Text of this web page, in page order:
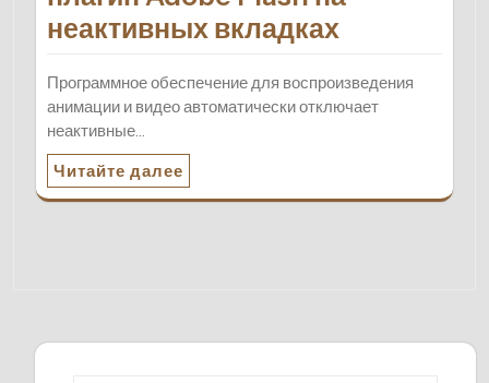
неактивных вкладках
Программное обеспечение для воспроизведения
анимации и видео автоматически отключает
неактивные…
Читайте далее